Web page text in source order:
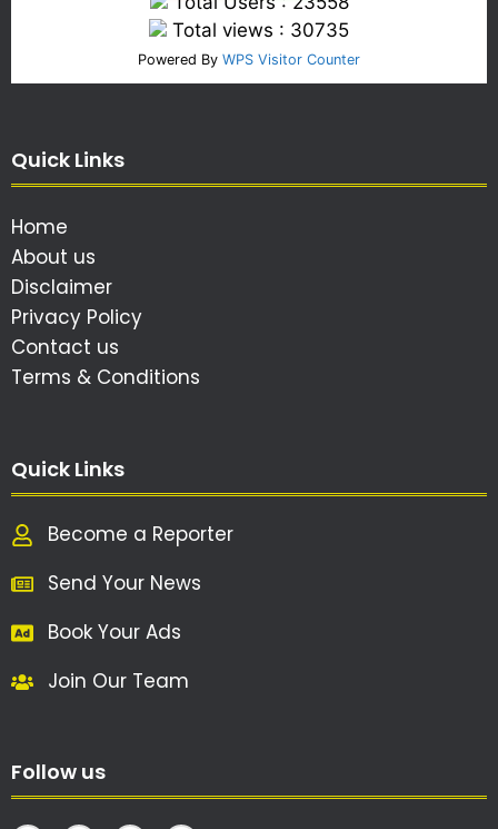
Total views : 30735
Powered By WPS Visitor Counter
Quick Links
Home
About us
Disclaimer
Privacy Policy
Contact us
Terms & Conditions
Quick Links
Become a Reporter
Send Your News
Book Your Ads
Join Our Team
Follow us